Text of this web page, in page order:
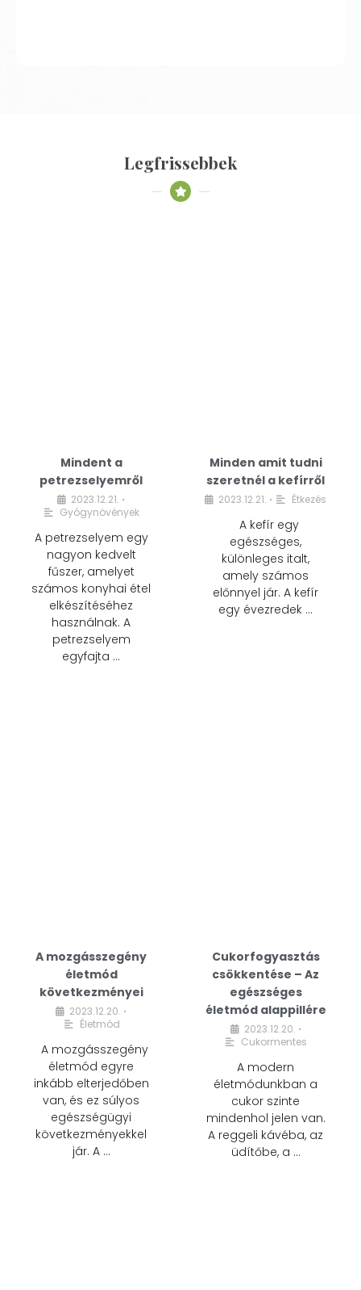
Legfrissebbek
Mindent a
petrezselyemről
2023.12.21. •
Gyógynövények
A petrezselyem egy
nagyon kedvelt
fűszer, amelyet
számos konyhai étel
elkészítéséhez
használnak. A
petrezselyem
egyfajta …
Minden amit tudni
szeretnél a kefírről
2023.12.21. • Étkezés
A kefír egy
egészséges,
különleges italt,
amely számos
előnnyel jár. A kefír
egy évezredek …
A mozgásszegény
életmód
következményei
2023.12.20. •
Életmód
A mozgásszegény
életmód egyre
inkább elterjedőben
van, és ez súlyos
egészségügyi
következményekkel
jár. A …
Cukorfogyasztás
csökkentése – Az
egészséges
életmód alappillére
2023.12.20. •
Cukormentes
A modern
életmódunkban a
cukor szinte
mindenhol jelen van.
A reggeli kávéba, az
üdítőbe, a …